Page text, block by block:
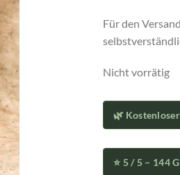
Für den
Nicht vorrätig
🌿
⭐ 5 / 5 – 144